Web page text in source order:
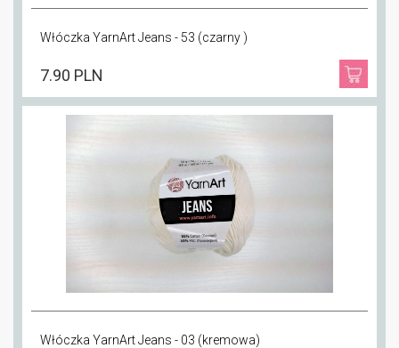
Włóczka YarnArt Jeans - 53 (czarny )
7.90 PLN
Włóczka YarnArt Jeans - 03 (kremowa)